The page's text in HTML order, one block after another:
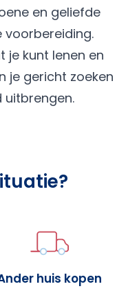
en geliefde
je kunt lenen en
je gericht zoeken
uitbrengen.
huis kopen